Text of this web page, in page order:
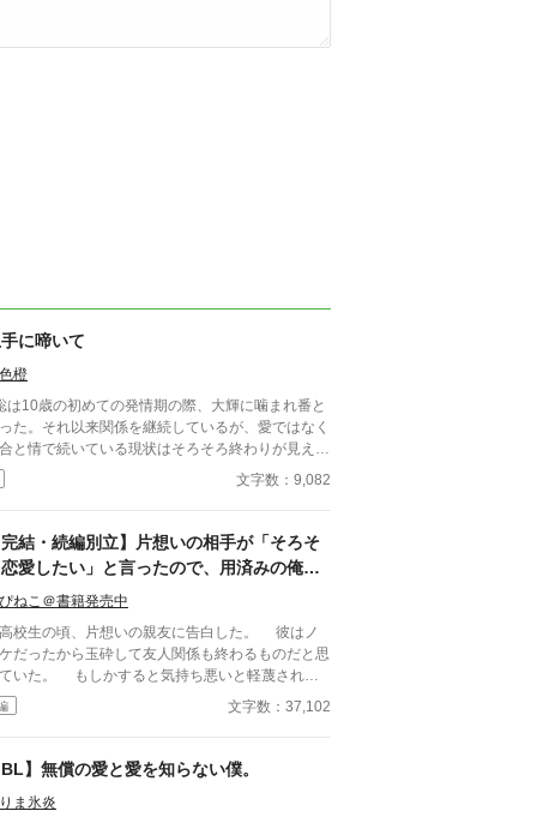
に啼いて
橙
は10歳の初めての発情期の際、大輝に噛まれ番と
た。それ以来関係を継続しているが、愛ではなく
と情で続いている現状はそろそろ終わりが見えて
。 ■注意*独自オメガバース設定。■『それは愛か
か』と同じ世界設定です。関係は一切なし。
文字数：9,082
結・続編別立】片想いの相手が「そろそ
愛したい」と言ったので、用済みの俺は
トになることにしました。
ねこ＠書籍発売中
生の頃、片想いの親友に告白した。 彼はノ
だったから玉砕して友人関係も終わるものだと思
いた。 もしかすると気持ち悪いと軽蔑される
までしていたのに、彼は「今は恋愛をしている時
ないんだ」と自分の夢を語ってくれた。 彼は
業したいと熱く語ってくれた。 そして、俺の
握って「できれば親友のお前には俺の右腕になっ
しい」と言われた。 同性愛者の俺のことを気
文字数：37,102
】無償の愛と愛を知らない僕。
ま氷炎